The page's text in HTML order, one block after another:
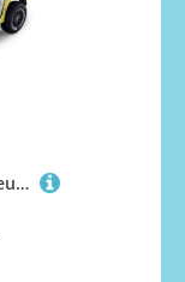
Carson 500404311 1:16 RC Peugeot Rally 3008 DKR LOEB 19 100% - Ferngesteuertes, RC Spielzeug mit Funktionen, RC Fahrzeug, RC Rennauto, RC Auto, ferngesteuertes Auto für Kinder